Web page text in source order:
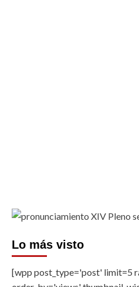
Lo más visto
[wpp post_type='post' limit=5